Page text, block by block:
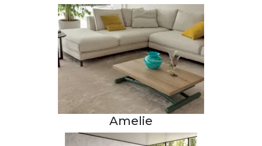
Amelie